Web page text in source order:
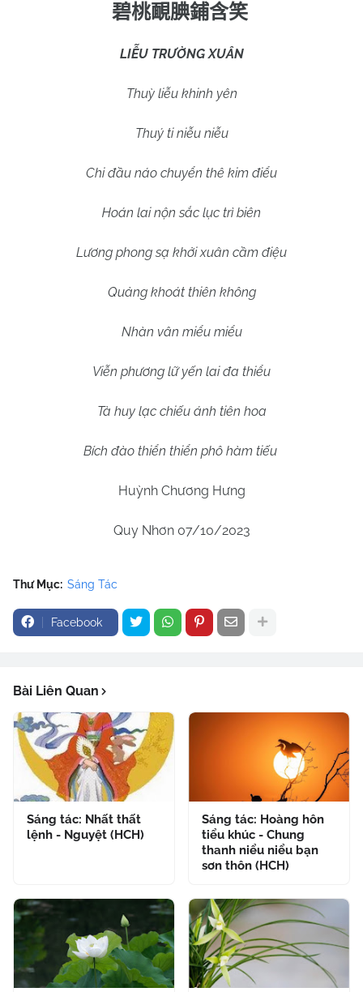
碧桃靦腆鋪含笑
LIỄU TRƯỜNG XUÂN
Thuỳ liễu khinh yên
Thuý ti niễu niễu
Chi đầu náo chuyển thê kim điểu
Hoán lai nộn sắc lục trì biên
Lương phong sạ khởi xuân cầm điệu
Quảng khoát thiên không
Nhàn vân miểu miểu
Viễn phương lữ yến lai đa thiểu
Tà huy lạc chiếu ánh tiên hoa
Bích đào thiển thiển phô hàm tiếu
Huỳnh Chương Hưng
Quy Nhơn 07/10/2023
Thư Mục: Sáng Tác
Facebook
Bài Liên Quan
Sáng tác: Nhất thất
lệnh - Nguyệt (HCH)
Sáng tác: Hoàng hôn
tiểu khúc - Chung
thanh niểu niểu bạn
sơn thôn (HCH)